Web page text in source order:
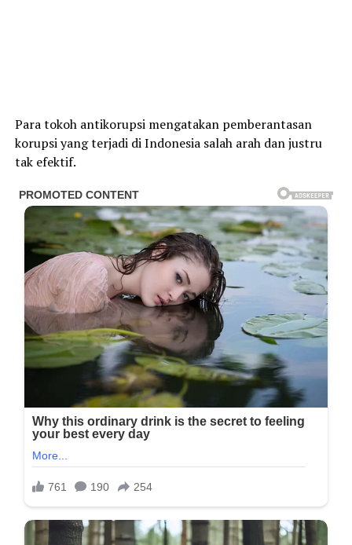
Para tokoh antikorupsi mengatakan pemberantasan
korupsi yang terjadi di Indonesia salah arah dan justru
tak efektif.